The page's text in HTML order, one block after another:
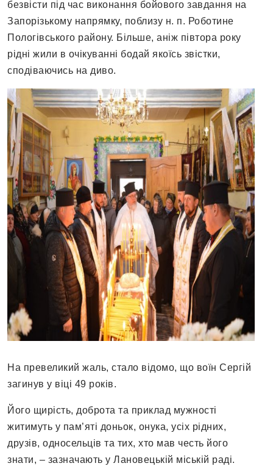
безвісти під час виконання бойового завдання на
Запорізькому напрямку, поблизу н. п. Роботине
Пологівського району. Більше, аніж півтора року
рідні жили в очікуванні бодай якоїсь звістки,
сподіваючись на диво.
На превеликий жаль, стало відомо, що воїн Сергій
загинув у віці 49 років.
Його щирість, доброта та приклад мужності
житимуть у пам’яті доньок, онука, усіх рідних,
друзів, односельців та тих, хто мав честь його
знати, – зазначають у Лановецькій міській раді.